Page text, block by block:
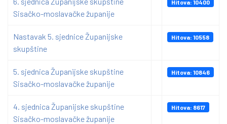
Sisačko-moslavačke županije
Hitova: 10400
Nastavak 5. sjednice Županijske
skupštine
Hitova: 10558
5. sjednica Županijske skupštine
Sisačko-moslavačke županije
Hitova: 10846
4. sjednica Županijske skupštine
Sisačko-moslavačke županije
Hitova: 8617